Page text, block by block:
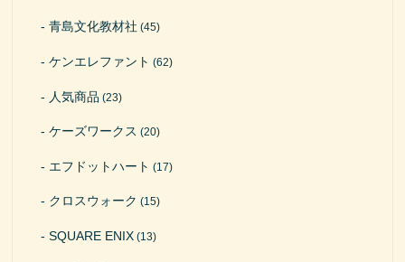
青島文化教材社 (45)
ケンエレファント (62)
人気商品 (23)
ケーズワークス (20)
エフドットハート (17)
クロスウォーク (15)
SQUARE ENIX (13)